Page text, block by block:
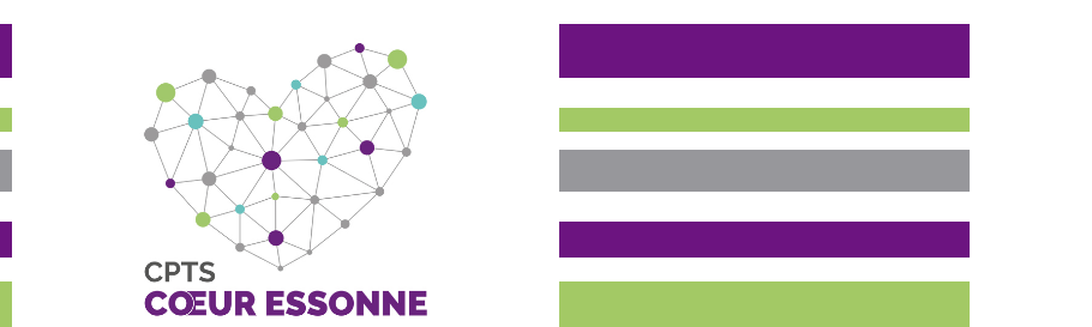
Espace Pro Rejoignez-nous !